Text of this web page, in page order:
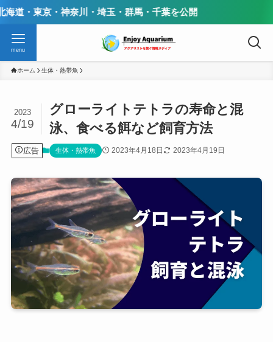
・埼玉・群馬・千葉を公開
menu
ホーム 生体・熱帯魚
グローライトテトラの寿命と混
泳、食べる餌など飼育方法
2023
4/19
広告 生体・熱帯魚 2023年4月18日 2023年4月19日